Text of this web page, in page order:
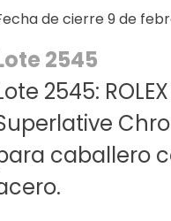
de cierre 9 de
2545
2545:
caballero